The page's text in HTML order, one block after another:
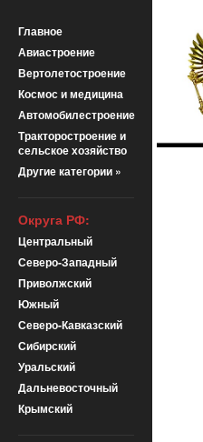
Главное
Авиастроение
Вертолетостроение
Космос и медицина
Автомобилестроение
Тракторостроение и
сельское хозяйство
Другие категории »
Округа РФ:
Центральный
Северо-Западный
Приволжский
Южный
Северо-Кавказский
Сибирский
Уральский
Дальневосточный
Крымский